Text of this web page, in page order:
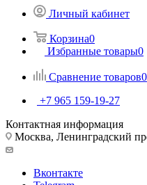
Личный кабинет
Корзина0
Избранные товары0
Сравнение товаров0
+7 965 159-19-27
Контактная информация
Москва, Ленинградский
Вконтакте